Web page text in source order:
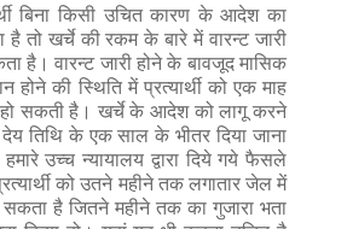
किया हो। यहां यह भी कहना उचित है
पत्नी को अपने पति से देय गुजारा वसूल
अदालत में कोई पैसा जमा करवाने की
होती हैं।एमपरर बनाम सरदार मोहम्मद,
लाहौर, पेज 758
विवाह अधिनियम की धारा-24 के तहत गुजारा भत्ता
मृत्यु के पश्चात यदि स्त्री दूसरा विवाह नहीं
गुजारा भत्ता लेने का अधिकार है। हिन्दू विवाह
बच्चों की शिक्षा, सुरक्षा और भरण-पोषण के